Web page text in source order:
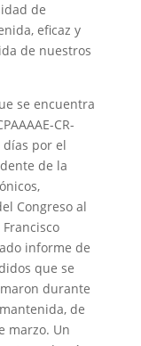
de
eficaz y
de nuestros
se encuentra
CR-
días por el
de la
Congreso al
informe de
que se
durante
de
marzo. Un